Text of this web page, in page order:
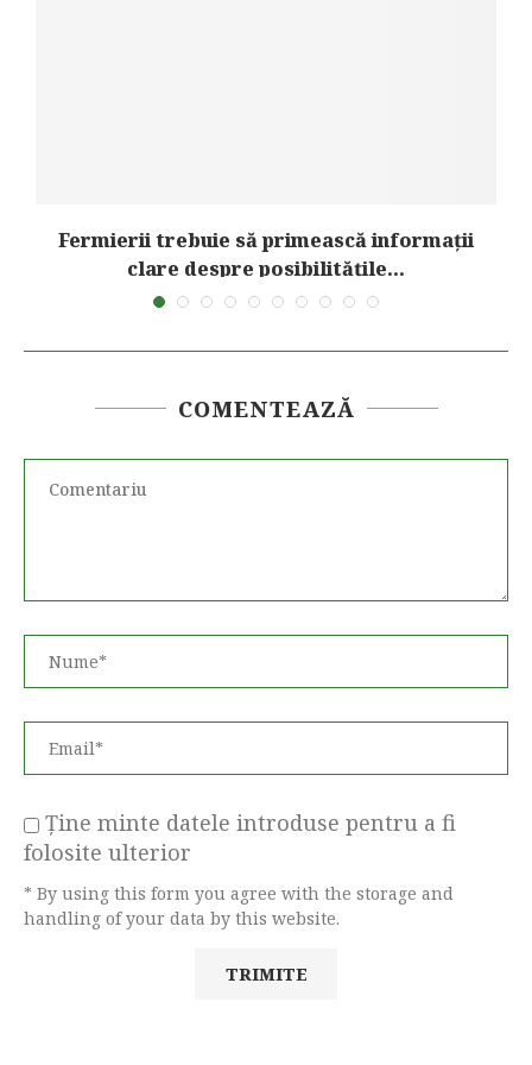
Fermierii trebuie să primească informații
clare despre posibilitățile...
COMENTEAZĂ
Ține minte datele introduse pentru a fi
folosite ulterior
* By using this form you agree with the storage and
handling of your data by this website.